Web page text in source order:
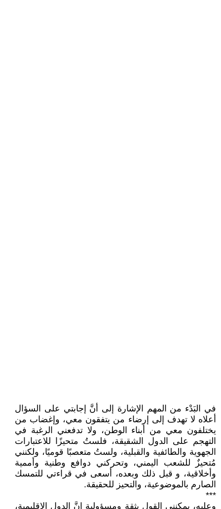
في البَدْء من المهم الإشارة إلى أنَّ إجابتي على السؤال
أعلاه لا تهدف إلى إرضاء من يتفقون معي، وإغضاب من
يختلفون معي من أبناء الوطن، ولا تدفعني الرغبة في
التهجم على الدول الشقيقة، فلستُ متحيزًا للاعتبارات
الجهوية والطائفية والقبلية، ولستُ متعصبًا قوميًا، ولكنني
مُتحيزٌ للشعب اليمني، وتحركني دوافع وطنية وأممية
وأخلاقية، و قبل ذلك وبعده، أسعى في قراءتي للتمسك
الصارم بالموضوعية، والتحيز للحقيقة.
***
وعليه، يمكنني القول بثقة ومسؤولية إنَّ الدول الإقليمية،